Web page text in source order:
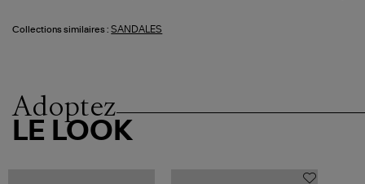
Collections similaires : SANDALES
Adoptez
LE LOOK